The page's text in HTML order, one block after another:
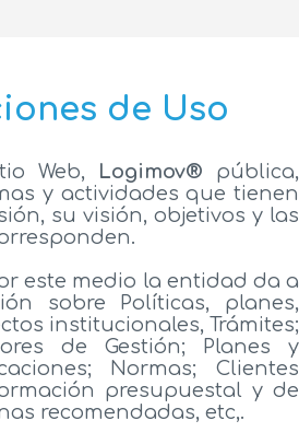
de Uso
Web, Logimov® pública,
y actividades que tienen
su visión, objetivos y las
este medio la entidad da a
sobre Políticas, planes,
institucionales, Trámites;
de Gestión; Planes y
Normas; Clientes
presupuestal y de
recomendadas, etc,.